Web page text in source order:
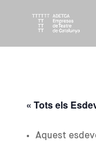
« Tots els
Aquest